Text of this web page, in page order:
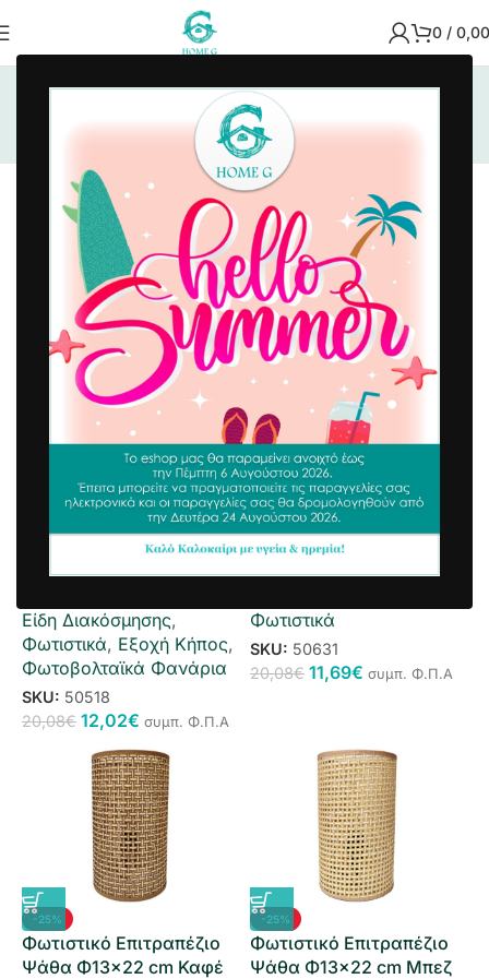
0 / 0,00
Φωτιστικά
Φωτοβολταϊκό
Επιτραπέζιο 20 cm
Είδη Διακόσμησης,
Φωτιστικά, Εξοχή Κήπος,
Φωτοβολταϊκά Φανάρια
SKU: 50518
20,08€ 12,02€ συμπ. Φ.Π.Α
-42%
Φωτιστικό Επιτραπέζιο
Led Αφής Λευκό
Φωτιστικά
SKU: 50631
20,08€ 11,69€ συμπ. Φ.Π.Α
-25%
Φωτιστικό Επιτραπέζιο
Ψάθα Φ13×22 cm Καφέ
-25%
Φωτιστικό Επιτραπέζιο
Ψάθα Φ13×22 cm Μπεζ